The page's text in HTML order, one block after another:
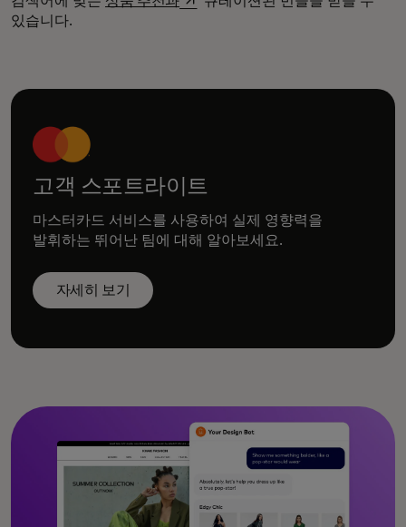
있습니다.
고객 스포트라이트
마스터카드 서비스를 사용하여 실제 영향력을
발휘하는 뛰어난 팀에 대해 알아보세요.
자세히 보기